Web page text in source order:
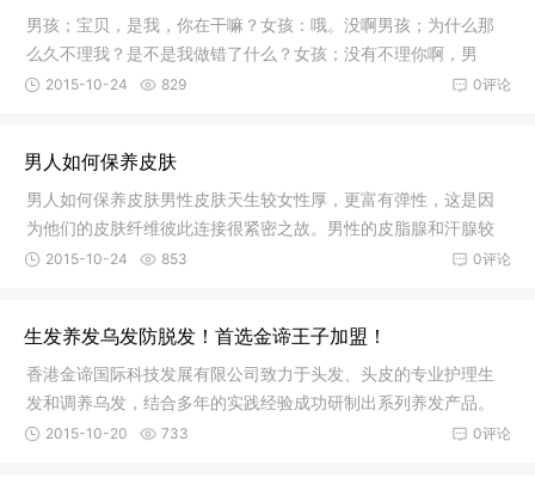
男孩；宝贝，是我，你在干嘛？女孩：哦。没啊男孩；为什么那
么久不理我？是不是我做错了什么？女孩；没有不理你啊，男
孩；那前两天怎么不接我电话？也回信息？是不是找到新男朋友
0评论
2015-10-24 829
男人如何保养皮肤
男人如何保养皮肤男性皮肤天生较女性厚，更富有弹性，这是因
为他们的皮肤纤维彼此连接很紧密之故。男性的皮脂腺和汗腺较
发达，对皮肤有很好的保护和营养作用，故男性出现皱纹、皮肤
0评论
2015-10-24 853
生发养发乌发防脱发！首选金谛王子加盟！
香港金谛国际科技发展有限公司致力于头发、头皮的专业护理生
发和调养乌发，结合多年的实践经验成功研制出系列养发产品。
金谛王子专业养发以传统中医经络学为基础，配合现代先进检测
0评论
2015-10-20 733